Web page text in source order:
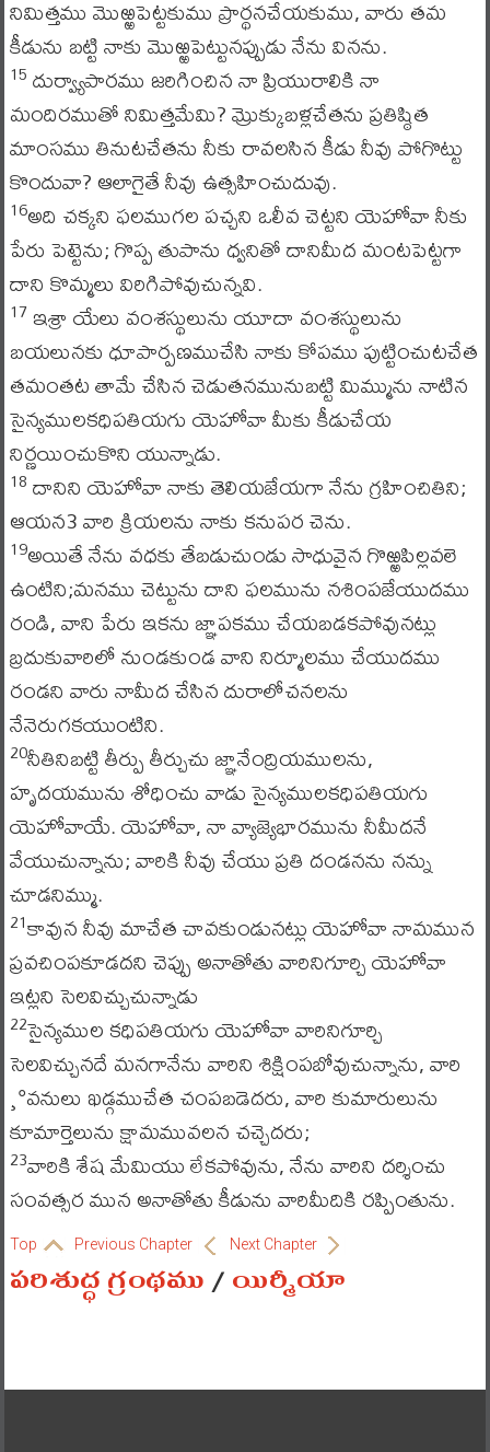
నిమిత్తము మొఱ్ఱపెట్టకుము ప్రార్థనచేయకుము, వారు తమ
కీడును బట్టి నాకు మొఱ్ఱపెట్టునప్పుడు నేను వినను.
15 దుర్వ్యాపారము జరిగించిన నా ప్రియురాలికి నా
మందిరముతో నిమిత్తమేమి? మ్రొక్కుబళ్లచేతను ప్రతిష్ఠిత
మాంసము తినుటచేతను నీకు రావలసిన కీడు నీవు పోగొట్టు
కొందువా? ఆలాగైతే నీవు ఉత్సహించుదువు.
16అది చక్కని ఫలముగల పచ్చని ఒలీవ చెట్టని యెహోవా నీకు
పేరు పెట్టెను; గొప్ప తుపాను ధ్వనితో దానిమీద మంటపెట్టగా
దాని కొమ్మలు విరిగిపోవుచున్నవి.
17ఇశ్రా యేలు వంశస్థులును యూదా వంశస్థులును
బయలునకు ధూపార్పణముచేసి నాకు కోపము పుట్టించుటచేత
తమంతట తామే చేసిన చెడుతనమునుబట్టి మిమ్మును నాటిన
సైన్యములకధిపతియగు యెహోవా మీకు కీడుచేయ
నిర్ణయించుకొని యున్నాడు.
18 దానిని యెహోవా నాకు తెలియజేయగా నేను గ్రహించితిని;
ఆయన3 వారి క్రియలను నాకు కనుపర చెను.
19అయితే నేను వధకు తేబడుచుండు సాధువైన గొఱ్ఱపిల్లవలె
ఉంటిని;మనము చెట్టును దాని ఫలమును నశింపజేయుదము
రండి, వాని పేరు ఇకను జ్ఞాపకము చేయబడకపోవునట్లు
బ్రదుకువారిలో నుండకుండ వాని నిర్మూలము చేయుదము
రండని వారు నామీద చేసిన దురాలోచనలను
నేనెరుగకయుంటిని.
20నీతినిబట్టి తీర్పు తీర్చుచు జ్ఞానేంద్రియములను,
హృదయమును శోధించు వాడు సైన్యములకధిపతియగు
యెహోవాయే. యెహోవా, నా వ్యాజ్యెభారమును నీమీదనే
వేయుచున్నాను; వారికి నీవు చేయు ప్రతి దండనను నన్ను
చూడనిమ్ము.
21కావున నీవు మాచేత చావకుండునట్లు యెహోవా నామమున
ప్రవచింపకూడదని చెప్పు అనాతోతు వారినిగూర్చి యెహోవా
ఇట్లని సెలవిచ్చుచున్నాడు
22సైన్యముల కధిపతియగు యెహోవా వారినిగూర్చి
సెలవిచ్చునదే మనగానేను వారిని శిక్షింపబోవుచున్నాను, వారి
¸°వనులు ఖడ్గముచేత చంపబడెదరు, వారి కుమారులును
కూమార్తెలును క్షామమువలన చచ్చెదరు;
23వారికి శేష మేమియు లేకపోవును, నేను వారిని దర్శించు
సంవత్సర మున అనాతోతు కీడును వారిమీదికి రప్పింతును.
Top Previous Chapter Next Chapter
పరిశుద్ధ గ్రంథము/యిర్మీయా